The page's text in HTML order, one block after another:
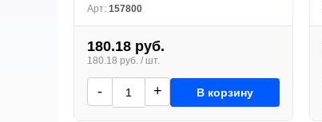
Арт: 157800
180.18 руб.
180.18 руб. / шт.
- + В корзину